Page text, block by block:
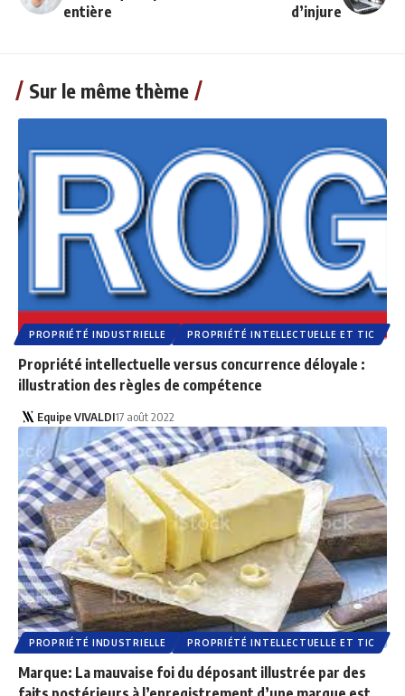
entière
d’injure
Sur le même thème
PROPRIÉTÉ INDUSTRIELLE PROPRIÉTÉ INTELLECTUELLE ET TIC
Propriété intellectuelle versus concurrence déloyale :
illustration des règles de compétence
Equipe VIVALDI17 août 2022
PROPRIÉTÉ INDUSTRIELLE PROPRIÉTÉ INTELLECTUELLE ET TIC
Marque: La mauvaise foi du déposant illustrée par des